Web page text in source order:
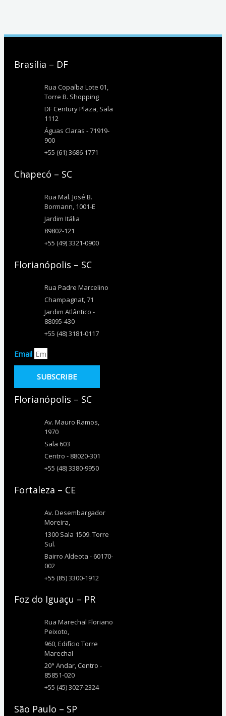
Brasília – DF
Rua Copaíba Lote 01,
Torre B. Shopping
DF Century Plaza, Sala
1112
Águas Claras - 71919-
900
+55 (61) 3686 1771
Chapecó – SC
Rua Mal. José B.
Bormann, 1001-E
Jardim Itália
89802-121
+55 (49) 3321-0900
Florianópolis – SC
Rua Padre Marcelino
Champagnat, 71
Jardim Atlântico -
88095-430
+55 (48) 3181-0117
Email
SUBSCRIBE
Florianópolis – SC
Av. Mauro Ramos,
1970
Sala 603
Centro - 88020-301
+55 (48) 3380-9950
Fortaleza – CE
Av. Desembargador
Moreira,
1300 Sala 1509. Torre
Sul.
Bairro Aldeota - 60170-
002
+55 (85) 3300-1912
Foz do Iguaçu – PR
Rua Marechal Floriano
Peixoto,
960, Edifício Torre
Marechal
20° Andar, Centro -
85851-020
+55 (45) 3027-2324
São Paulo – SP